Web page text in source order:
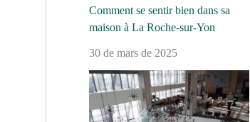
Comment se sentir bien dans sa
maison à La Roche-sur-Yon
30 de mars de 2025